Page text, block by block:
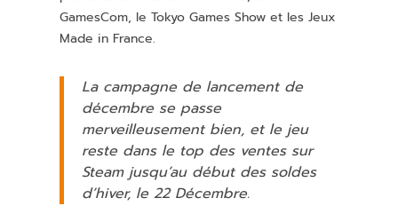
GamesCom, le Tokyo Games Show et les Jeux
Made in France.
La campagne de lancement de
décembre se passe
merveilleusement bien, et le jeu
reste dans le top des ventes sur
Steam jusqu’au début des soldes
d’hiver, le 22 Décembre.